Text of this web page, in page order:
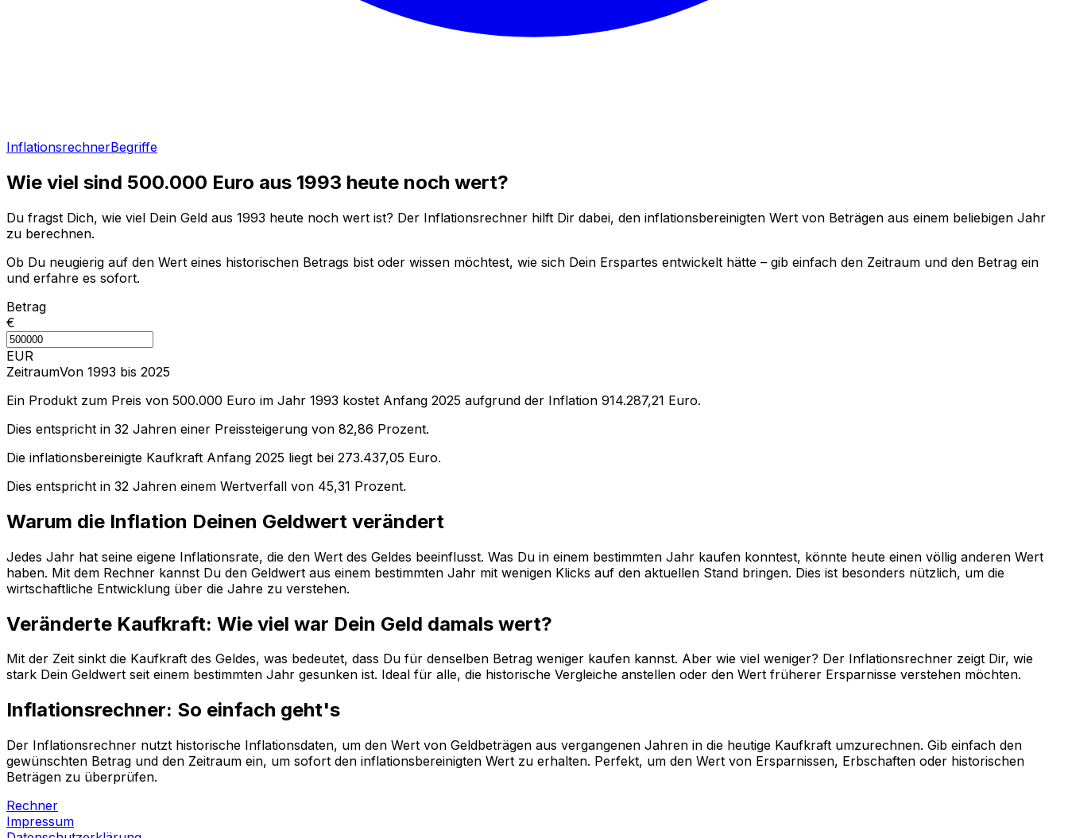
InflationsrechnerBegriffe
Wie viel sind 500.000 Euro aus 1993 heute noch wert?
Du fragst Dich, wie viel Dein Geld aus 1993 heute noch wert ist? Der Inflationsrechner hilft Dir dabei, den inflationsbereinigten Wert von Beträgen aus einem beliebigen Jahr
zu berechnen.
Ob Du neugierig auf den Wert eines historischen Betrags bist oder wissen möchtest, wie sich Dein Erspartes entwickelt hätte – gib einfach den Zeitraum und den Betrag ein
und erfahre es sofort.
Betrag
€
EUR
ZeitraumVon 1993 bis 2025
Ein Produkt zum Preis von 500.000 Euro im Jahr 1993 kostet Anfang 2025 aufgrund der Inflation 914.287,21 Euro.
Dies entspricht in 32 Jahren einer Preissteigerung von 82,86 Prozent.
Die inflationsbereinigte Kaufkraft Anfang 2025 liegt bei 273.437,05 Euro.
Dies entspricht in 32 Jahren einem Wertverfall von 45,31 Prozent.
Warum die Inflation Deinen Geldwert verändert
Jedes Jahr hat seine eigene Inflationsrate, die den Wert des Geldes beeinflusst. Was Du in einem bestimmten Jahr kaufen konntest, könnte heute einen völlig anderen Wert
haben. Mit dem Rechner kannst Du den Geldwert aus einem bestimmten Jahr mit wenigen Klicks auf den aktuellen Stand bringen. Dies ist besonders nützlich, um die
wirtschaftliche Entwicklung über die Jahre zu verstehen.
Veränderte Kaufkraft: Wie viel war Dein Geld damals wert?
Mit der Zeit sinkt die Kaufkraft des Geldes, was bedeutet, dass Du für denselben Betrag weniger kaufen kannst. Aber wie viel weniger? Der Inflationsrechner zeigt Dir, wie
stark Dein Geldwert seit einem bestimmten Jahr gesunken ist. Ideal für alle, die historische Vergleiche anstellen oder den Wert früherer Ersparnisse verstehen möchten.
Inflationsrechner: So einfach geht's
Der Inflationsrechner nutzt historische Inflationsdaten, um den Wert von Geldbeträgen aus vergangenen Jahren in die heutige Kaufkraft umzurechnen. Gib einfach den
gewünschten Betrag und den Zeitraum ein, um sofort den inflationsbereinigten Wert zu erhalten. Perfekt, um den Wert von Ersparnissen, Erbschaften oder historischen
Beträgen zu überprüfen.
Rechner
Impressum